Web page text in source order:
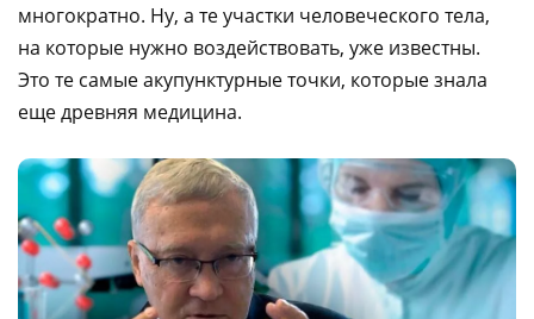
многократно. Ну, а те участки человеческого тела,
на которые нужно воздействовать, уже известны.
Это те самые акупунктурные точки, которые знала
еще древняя медицина.